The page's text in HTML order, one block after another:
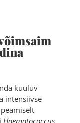
kuuluv
intensiivse